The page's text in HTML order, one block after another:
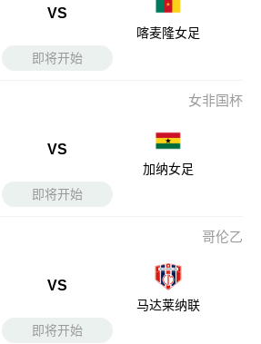
VS
喀麦隆女足
即将开始
女非国杯
VS
加纳女足
即将开始
哥伦乙
VS
马达莱纳联
即将开始